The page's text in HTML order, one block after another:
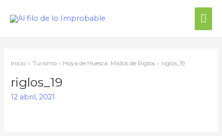
Inicio Turismo Hoya de Huesca: Mallos de Riglos riglos_19
riglos_19
12 abril, 2021